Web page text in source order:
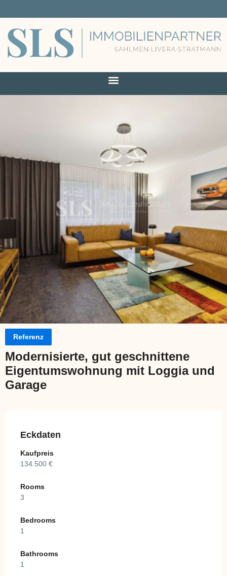
Referenz
Modernisierte, gut geschnittene
Eigentumswohnung mit Loggia und
Garage
Eckdaten
Kaufpreis
134.500 €
Rooms
3
Bedrooms
1
Bathrooms
1